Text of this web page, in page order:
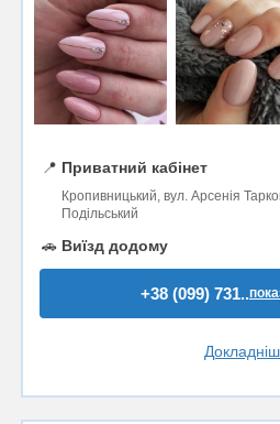
📍 Приватний кабінет
Кропивницький, вул. Арсенія
Подільський
🚗 Виїзд додому
+38 (099) 731..